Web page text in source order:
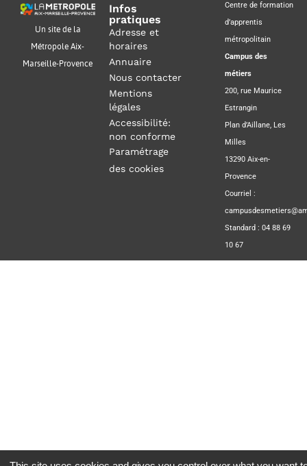
Un site de la
Métropole Aix-
Marseille-Provence
Infos
pratiques
Adresse et
horaires
Annuaire
Nous contacter
Mentions
légales
Accessibilité:
non conforme
Paramétrage
des cookies
Centre de formation
d’apprentis
métropolitain
Campus des
métiers
200, rue Maurice
Estrangin
Plan d’Aillane, Les
Milles
13290 Aix-en-
Provence
Courriel :
Standard : 04 88 69
10 67